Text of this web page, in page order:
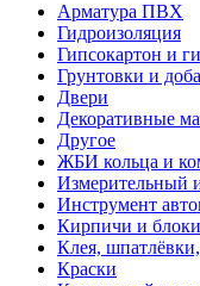
Арматура ПВХ
Гидроизоляция
Гипсокартон и
Грунтовки и
Двери
Декоративные
Другое
ЖБИ кольца и
Измерительный
Инструмент
Кирпичи и блоки
Клея,
Краски